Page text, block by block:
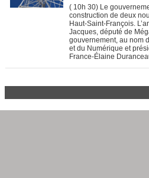
( 10h 30) Le
construction de deux
Haut-Saint-François.
Jacques, député de
gouvernement, au nom
et du Numérique et
France-Élaine